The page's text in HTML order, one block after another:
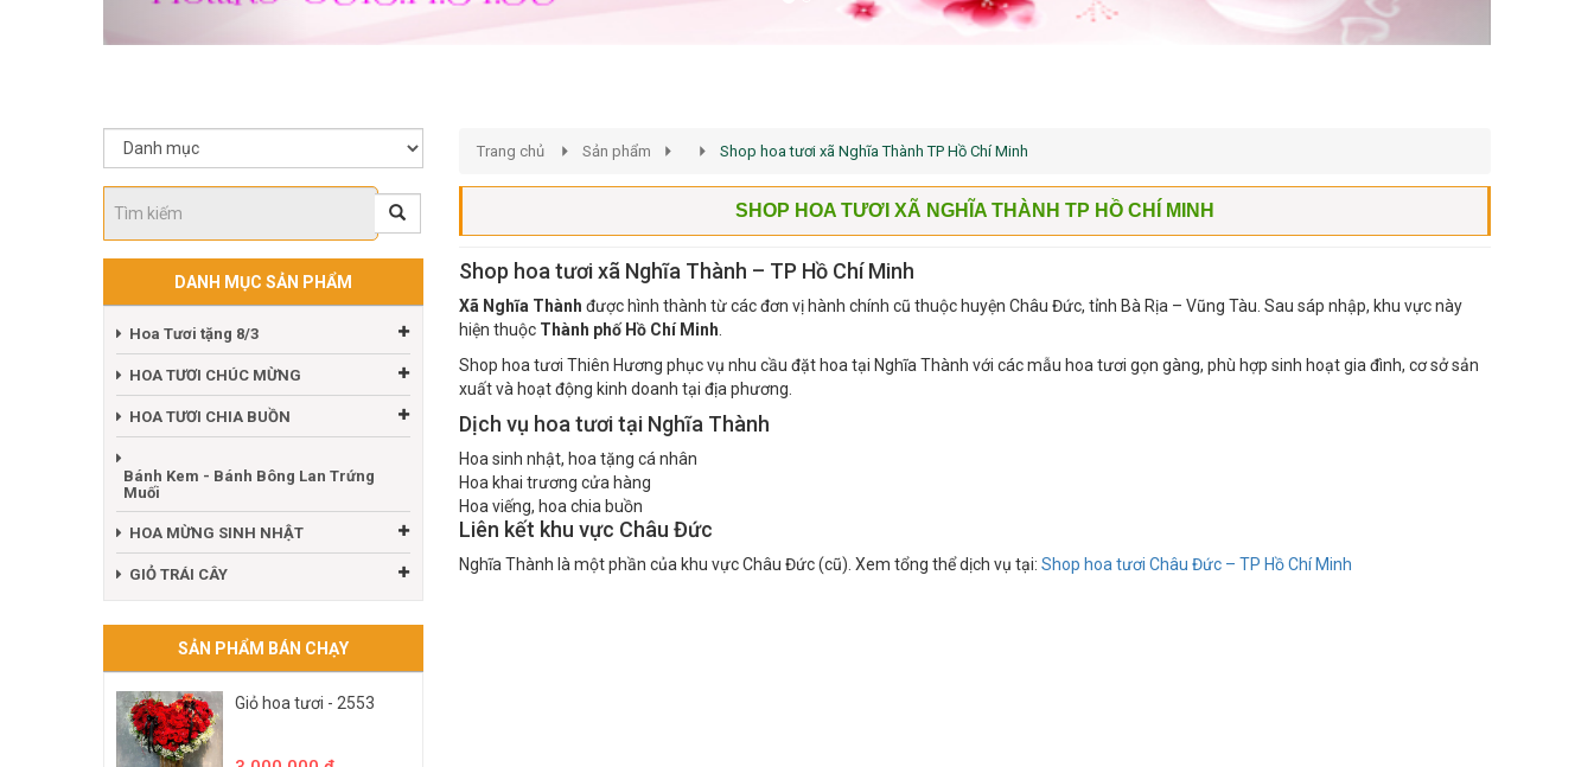
DANH MỤC SẢN PHẨM
Hoa Tươi tặng 8/3
HOA TƯƠI CHÚC MỪNG
HOA TƯƠI CHIA BUỒN
Bánh Kem - Bánh Bông Lan Trứng
Muối
HOA MỪNG SINH NHẬT
GIỎ TRÁI CÂY
SẢN PHẨM BÁN CHẠY
Giỏ hoa tươi - 2553
Trang chủ Sản phẩm Shop hoa tươi xã Nghĩa Thành TP Hồ Chí Minh
SHOP HOA TƯƠI XÃ NGHĨA THÀNH TP HỒ CHÍ MINH
Shop hoa tươi xã Nghĩa Thành – TP Hồ Chí Minh
Xã Nghĩa Thành được hình thành từ các đơn vị hành chính cũ thuộc huyện Châu Đức, tỉnh Bà Rịa – Vũng Tàu. Sau sáp nhập, khu vực này
hiện thuộc Thành phố Hồ Chí Minh
Shop hoa tươi Thiên Hương phục vụ nhu cầu đặt hoa tại Nghĩa Thành với các mẫu hoa tươi gọn gàng, phù hợp sinh hoạt gia đình, cơ sở sản
xuất và hoạt động kinh doanh tại địa phương.
Dịch vụ hoa tươi tại Nghĩa Thành
Hoa sinh nhật, hoa tặng cá nhân
Hoa khai trương cửa hàng
Hoa viếng, hoa chia buồn
Liên kết khu vực Châu Đức
Nghĩa Thành là một phần của khu vực Châu Đức (cũ). Xem tổng thể dịch vụ tại: Shop hoa tươi Châu Đức – TP Hồ Chí Minh